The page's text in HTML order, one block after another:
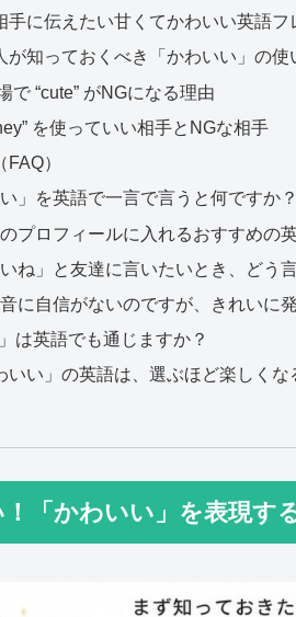
手に伝えたい甘くてかわいい英語フ
が知っておくべき「かわいい」の
で “cute” がNGになる理由
を使っていい相手とNGな相手
）
」を英語で一言で言うと何ですか？
プロフィールに入れるおすすめの
ね」と友達に言いたいとき、どう
に自信がないのですが、きれいに
は英語でも通じますか？
いい」の英語は、選ぶほど楽しくな
「かわいい」を表現す